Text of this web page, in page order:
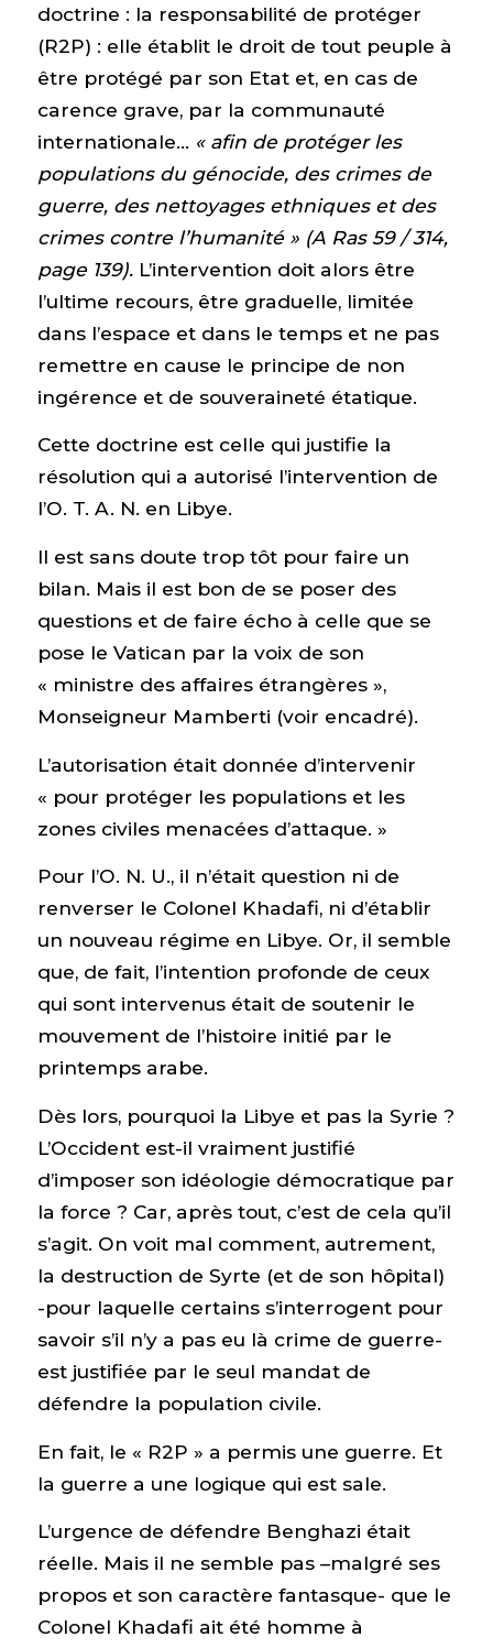
doctrine : la responsabilité de protéger
(R2P) : elle établit le droit de tout peuple à
être protégé par son Etat et, en cas de
carence grave, par la communauté
internationale… « afin de protéger les
populations du génocide, des crimes de
guerre, des nettoyages ethniques et des
crimes contre l’humanité » (A Ras 59 / 314,
page 139). L’intervention doit alors être
l’ultime recours, être graduelle, limitée
dans l’espace et dans le temps et ne pas
remettre en cause le principe de non
ingérence et de souveraineté étatique.
Cette doctrine est celle qui justifie la
résolution qui a autorisé l’intervention de
l’O. T. A. N. en Libye.
Il est sans doute trop tôt pour faire un
bilan. Mais il est bon de se poser des
questions et de faire écho à celle que se
pose le Vatican par la voix de son
« ministre des affaires étrangères »,
Monseigneur Mamberti (voir encadré).
L’autorisation était donnée d’intervenir
« pour protéger les populations et les
zones civiles menacées d’attaque. »
Pour l’O. N. U., il n’était question ni de
renverser le Colonel Khadafi, ni d’établir
un nouveau régime en Libye. Or, il semble
que, de fait, l’intention profonde de ceux
qui sont intervenus était de soutenir le
mouvement de l’histoire initié par le
printemps arabe.
Dès lors, pourquoi la Libye et pas la Syrie ?
L’Occident est-il vraiment justifié
d’imposer son idéologie démocratique par
la force ? Car, après tout, c’est de cela qu’il
s’agit. On voit mal comment, autrement,
la destruction de Syrte (et de son hôpital)
-pour laquelle certains s’interrogent pour
savoir s’il n’y a pas eu là crime de guerre-
est justifiée par le seul mandat de
défendre la population civile.
En fait, le « R2P » a permis une guerre. Et
la guerre a une logique qui est sale.
L’urgence de défendre Benghazi était
réelle. Mais il ne semble pas –malgré ses
propos et son caractère fantasque- que le
Colonel Khadafi ait été homme à